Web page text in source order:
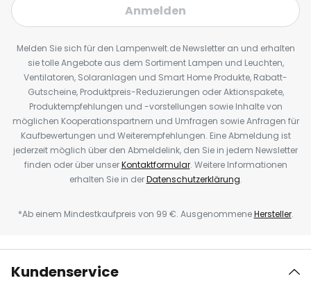
Anmelden
Melden Sie sich für den Lampenwelt.de Newsletter an und erhalten
sie tolle Angebote aus dem Sortiment Lampen und Leuchten,
Ventilatoren, Solaranlagen und Smart Home Produkte, Rabatt-
Gutscheine, Produktpreis-Reduzierungen oder Aktionspakete,
Produktempfehlungen und -vorstellungen sowie Inhalte von
möglichen Kooperationspartnern und Umfragen sowie Anfragen für
Kaufbewertungen und Weiterempfehlungen. Eine Abmeldung ist
jederzeit möglich über den Abmeldelink, den Sie in jedem Newsletter
finden oder über unserKontaktformular. Weitere Informationen
erhalten Sie in derDatenschutzerklärung.
*Ab einem Mindestkaufpreis von 99 €. AusgenommeneHersteller.
Kundenservice